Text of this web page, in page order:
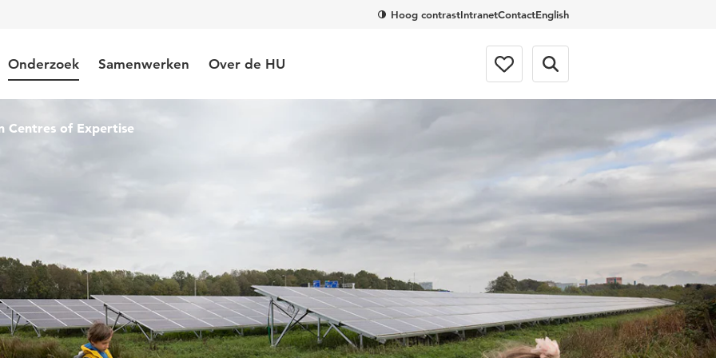
Hoog contrastIntranetContactEnglish
Onderzoek Samenwerken Over de HU
Centres of Expertise